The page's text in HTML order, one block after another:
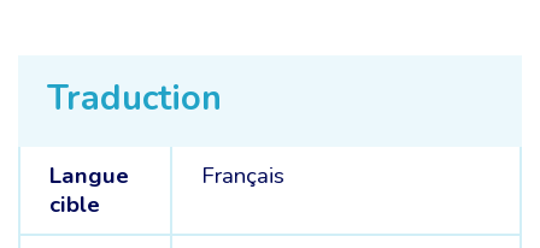
Traduction
Langue
cible
Français